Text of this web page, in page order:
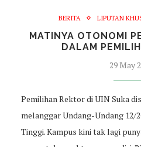
BERITA LIPUTAN
MATINYA OTONOMI
DALAM
29 May
Pemilihan Rektor di UIN Suka
melanggar Undang-Undang 12/
Tinggi. Kampus kini tak lagi